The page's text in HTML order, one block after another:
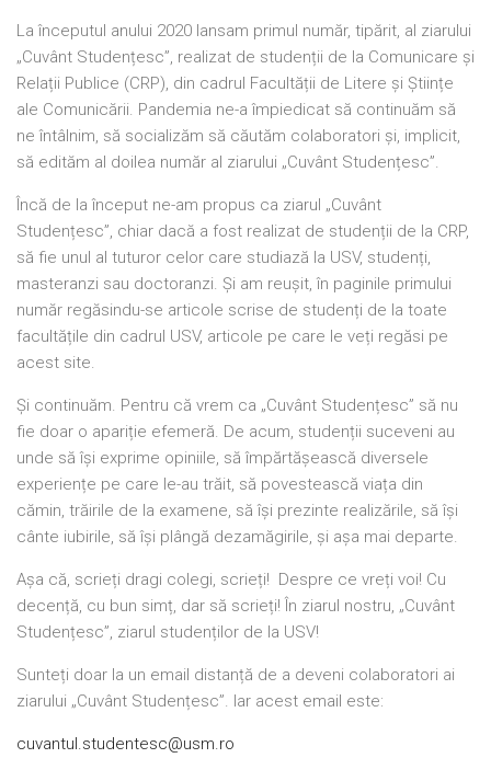
La începutul anului 2020 lansam primul număr, tipărit, al ziarului
„Cuvânt Studențesc”, realizat de studenții de la Comunicare și
Relații Publice (CRP), din cadrul Facultății de Litere și Științe
ale Comunicării. Pandemia ne-a împiedicat să continuăm să
ne întâlnim, să socializăm să căutăm colaboratori și, implicit,
să edităm al doilea număr al ziarului „Cuvânt Studențesc”.
Încă de la început ne-am propus ca ziarul „Cuvânt
Studențesc”, chiar dacă a fost realizat de studenții de la CRP,
să fie unul al tuturor celor care studiază la USV, studenți,
masteranzi sau doctoranzi. Și am reușit, în paginile primului
număr regăsindu-se articole scrise de studenți de la toate
facultățile din cadrul USV, articole pe care le veți regăsi pe
acest site.
Și continuăm. Pentru că vrem ca „Cuvânt Studențesc” să nu
fie doar o apariție efemeră. De acum, studenții suceveni au
unde să își exprime opiniile, să împărtășească diversele
experiențe pe care le-au trăit, să povestească viața din
cămin, trăirile de la examene, să își prezinte realizările, să își
cânte iubirile, să își plângă dezamăgirile, și așa mai departe.
Așa că, scrieți dragi colegi, scrieți! Despre ce vreți voi! Cu
decență, cu bun simț, dar să scrieți! În ziarul nostru, „Cuvânt
Studențesc”, ziarul studenților de la USV!
Sunteți doar la un email distanță de a deveni colaboratori ai
ziarului „Cuvânt Studențesc”. Iar acest email este:
cuvantul.studentesc@usm.ro